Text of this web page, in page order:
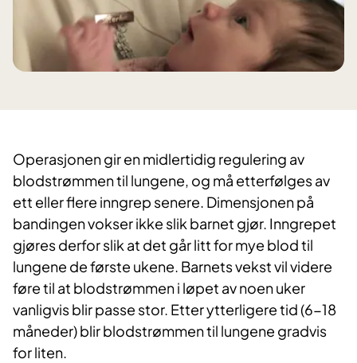
Operasjonen gir en midlertidig regulering av
blodstrømmen til lungene, og må etterfølges av
ett eller flere inngrep senere. Dimensjonen på
bandingen vokser ikke slik barnet gjør. Inngrepet
gjøres derfor slik at det går litt for mye blod til
lungene de første ukene. Barnets vekst vil videre
føre til at blodstrømmen i løpet av noen uker
vanligvis blir passe stor. Etter ytterligere tid (6-18
måneder) blir blodstrømmen til lungene gradvis
for liten.